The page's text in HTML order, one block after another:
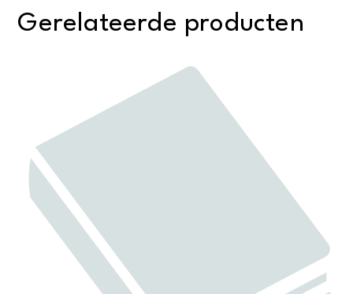
Gerelateerde producten